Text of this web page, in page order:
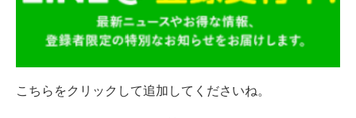
こちらをクリックして追加してくださいね。